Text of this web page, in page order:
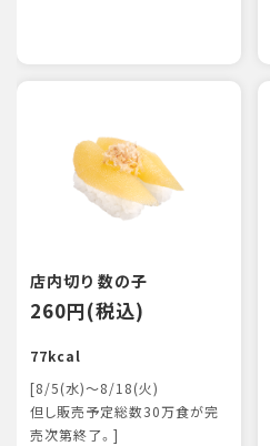
店内切り 数の子
260円(税込)
77kcal
[8/5(水)～8/18(火)
但し販売予定総数30万食が完
売次第終了。]